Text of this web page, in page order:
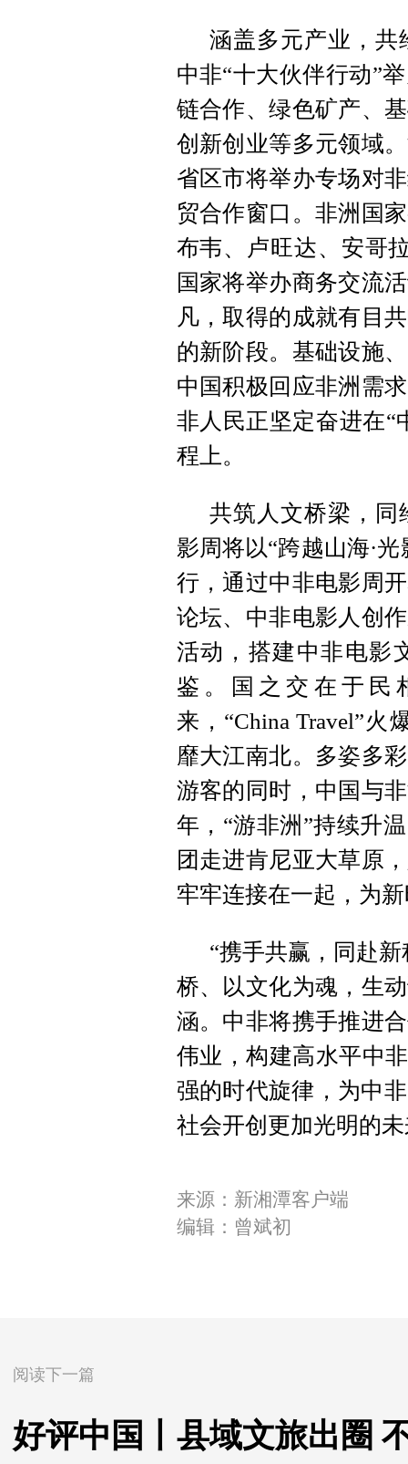
涵盖多元产业，共
中非“十大伙伴行动”
链合作、绿色矿产、
创新创业等多元领域
省区市将举办专场对
贸合作窗口。非洲国
布韦、卢旺达、安哥
国家将举办商务交流
凡，取得的成就有目
的新阶段。基础设施
中国积极回应非洲需
非人民正坚定奋进在“
程上。
共筑人文桥梁，同
影周将以“跨越山海·
行，通过中非电影周
论坛、中非电影人创
活动，搭建中非电影
鉴。国之交在于民
来，“China Travel”
靡大江南北。多姿多
游客的同时，中国与
年，“游非洲”持续升
团走进肯尼亚大草原
牢牢连接在一起，为
“携手共赢，同赴
桥、以文化为魂，生
涵。中非将携手推进
伟业，构建高水平中
强的时代旋律，为中
社会开创更加光明的
来源：新湘潭客户端
编辑：曾斌初
阅读下一篇
好评中国丨县域文旅出圈